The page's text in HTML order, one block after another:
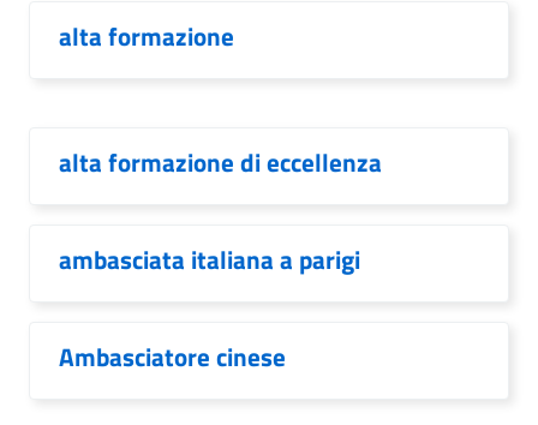
alta formazione
alta formazione di eccellenza
ambasciata italiana a parigi
Ambasciatore cinese